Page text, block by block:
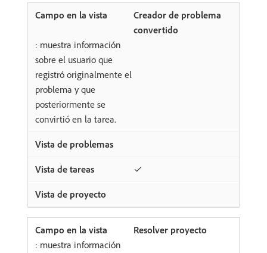
Creador de problema
convertido
: muestra información
sobre el usuario que
registró originalmente el
problema y que
posteriormente se
convirtió en la tarea.
✓
Resolver proyecto
: muestra información